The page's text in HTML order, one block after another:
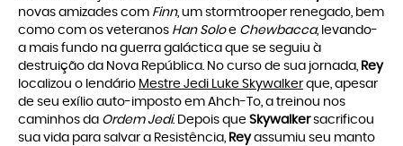
novas amizades com Finn, um stormtrooper renegado, bem
como com os veteranos Han Soloe Chewbacca, levando-
a mais fundo na guerra galáctica que se seguiu à
destruição da Nova República. No curso de sua jornada, Rey
localizou o lendário Mestre Jedi Luke Skywalkerque, apesar
de seu exílio auto-imposto em Ahch-To, a treinou nos
caminhos da Ordem Jedi. Depois que Skywalkersacrificou
sua vida para salvar a Resistência, Reyassumiu seu manto